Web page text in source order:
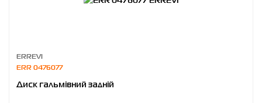
ERREVI
ERR 0476077
Диск гальмівний задній